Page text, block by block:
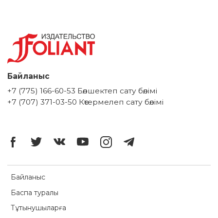
Байланыс
Баспа туралы
Тұтынушыларға
Байланыс
+7 (775) 166-60-53 Бөлшектеп сату бөлімі
+7 (707) 371-03-50 Көтермелеп сату бөлімі